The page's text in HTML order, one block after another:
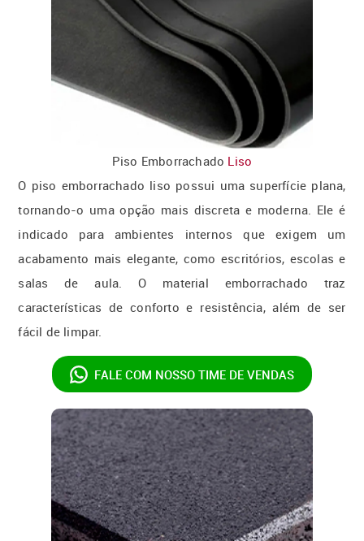
Piso Emborrachado Liso
O piso emborrachado liso possui uma superfície plana,
tornando-o uma opção mais discreta e moderna. Ele é
indicado para ambientes internos que exigem um
acabamento mais elegante, como escritórios, escolas e
salas de aula. O material emborrachado traz
características de conforto e resistência, além de ser
fácil de limpar.
FALE COM NOSSO TIME DE VENDAS